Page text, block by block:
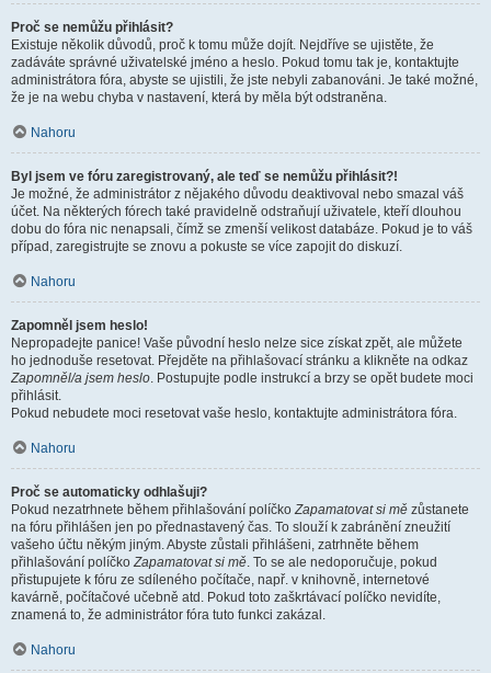
Proč se nemůžu přihlásit?
Existuje několik důvodů, proč k tomu může dojít. Nejdříve se ujistěte, že
zadáváte správné uživatelské jméno a heslo. Pokud tomu tak je, kontaktujte
administrátora fóra, abyste se ujistili, že jste nebyli zabanováni. Je také možné,
že je na webu chyba v nastavení, která by měla být odstraněna.
Nahoru
Byl jsem ve fóru zaregistrovaný, ale teď se nemůžu přihlásit?!
Je možné, že administrátor z nějakého důvodu deaktivoval nebo smazal váš
účet. Na některých fórech také pravidelně odstraňují uživatele, kteří dlouhou
dobu do fóra nic nenapsali, čímž se zmenší velikost databáze. Pokud je to váš
případ, zaregistrujte se znovu a pokuste se více zapojit do diskuzí.
Nahoru
Zapomněl jsem heslo!
Nepropadejte panice! Vaše původní heslo nelze sice získat zpět, ale můžete
ho jednoduše resetovat. Přejděte na přihlašovací stránku a klikněte na odkaz
Zapomněl/a jsem heslo. Postupujte podle instrukcí a brzy se opět budete moci
přihlásit.
Pokud nebudete moci resetovat vaše heslo, kontaktujte administrátora fóra.
Nahoru
Proč se automaticky odhlašuji?
Pokud nezatrhnete během přihlašování políčkoZapamatovat si mě zůstanete
na fóru přihlášen jen po přednastavený čas. To slouží k zabránění zneužití
vašeho účtu někým jiným. Abyste zůstali přihlášeni, zatrhněte během
přihlašování políčkoZapamatovat si mě. To se ale nedoporučuje, pokud
přistupujete k fóru ze sdíleného počítače, např. v knihovně, internetové
kavárně, počítačové učebně atd. Pokud toto zaškrtávací políčko nevidíte,
znamená to, že administrátor fóra tuto funkci zakázal.
Nahoru